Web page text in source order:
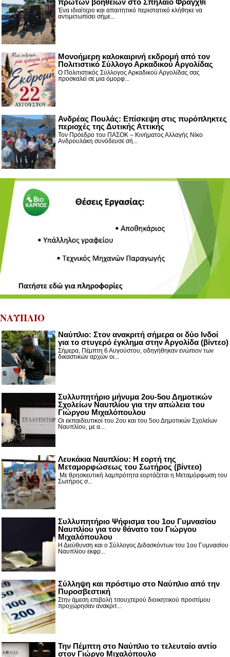
πρώτων βοηθειών στο Σπήλαιο Φράγχθι
Ένα ιδιαίτερο και απαιτητικό περιστατικό κλήθηκε να
αντιμετωπίσει σήμε...
Μονοήμερη καλοκαιρινή εκδρομή από τον
Πολιτιστικό Σύλλογο Αρκαδικού Αργολίδας
Ο Πολιτιστικός Σύλλογος Αρκαδικού Αργολίδας σας
προσκαλεί σε μια όμορφ...
Ανδρέας Πουλάς: Επίσκεψη στις πυρόπληκτες
περιοχές της Δυτικής Αττικής
Τον Πρόεδρο του ΠΑΣΟΚ – Κινήματος Αλλαγής Νίκο
Ανδρουλάκη συνόδευσε σή...
ΝΑΥΠΛΙΟ
Nαύπλιο: Στον ανακριτή σήμερα οι δύο Ινδοί
για το στυγερό έγκλημα στην Αργολίδα (βίντεο)
Σήμερα, Πέμπτη 6 Αυγούστου, οδηγήθηκαν ενώπιον των
δικαστικών αρχών οι...
Συλλυπητήριο μήνυμα 2ου-5ου Δημοτικών
Σχολείων Ναυπλίου για την απώλεια του
Γιώργου Μιχαλόπουλου
Οι εκπαιδευτικοί του 2ου και του 5ου Δημοτικών Σχολείων
Ναυπλίου, με α...
Λευκάκια Ναυπλίου: Η εορτή της
Μεταμορφώσεως του Σωτήρος (βίντεο)
Με θρησκευτική λαμπρότητα εορτάζεται η Μεταμόρφωση του
Σωτήρος σ...
Συλλυπητήριο Ψήφισμα του 1ου Γυμνασίου
Ναυπλίου για τον θάνατο του Γιώργου
Μιχαλόπουλου
Η Διεύθυνση και ο Σύλλογος Διδασκόντων του 1ου Γυμνασίου
Ναυπλίου εκφρ...
Σύλληψη και πρόστιμο στο Ναύπλιο από την
Πυροσβεστική
Στην άμεση επιβολή τσουχτερού διοικητικού προστίμου
προχώρησαν ανακριτ...
Την Πέμπτη στο Ναύπλιο το τελευταίο αντίο
στον Γιώργο Μιχαλόπουλο